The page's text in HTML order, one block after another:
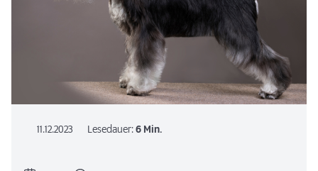
11.12.2023 Lesedauer:6 Min.